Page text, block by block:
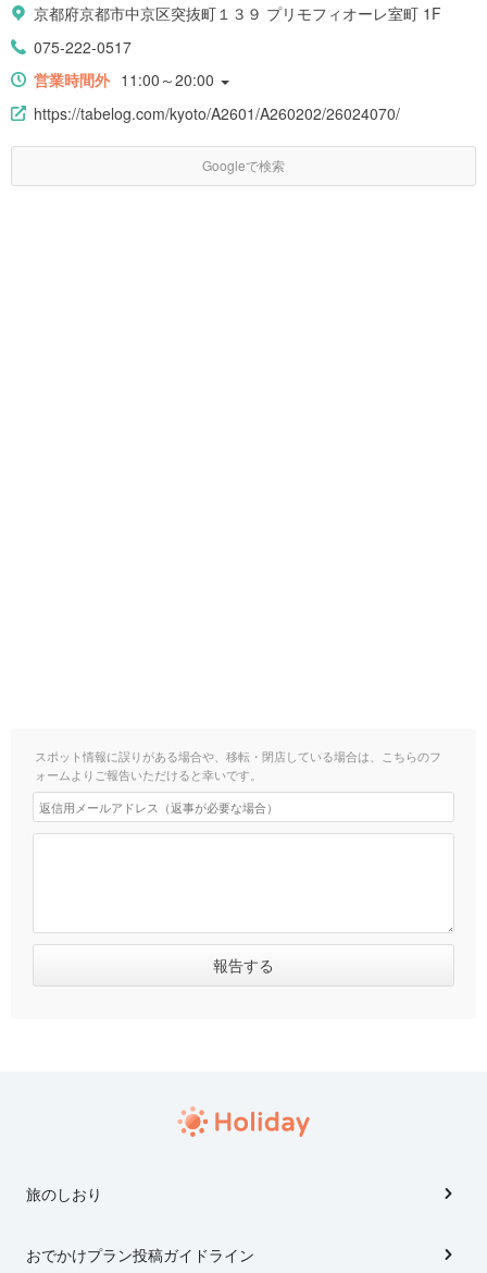
京都府京都市中京区突抜町１３９ プリモフィオーレ室町 1F
075-222-0517
営業時間外 11:00～20:00
https://tabelog.com/kyoto/A2601/A260202/26024070/
Googleで検索
スポット情報に誤りがある場合や、移転・閉店している場合は、こちらのフ
ォームよりご報告いただけると幸いです。
旅のしおり
おでかけプラン投稿ガイドライン